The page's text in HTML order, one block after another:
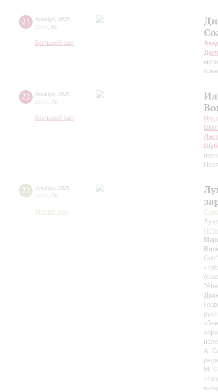
21 декабря 2025
20:00 Вс
Большой зал
22 декабря 2025
20:00 Пн
Большой зал
Лист
22 декабря 2025
19:00 Пн
Малый зал
А.
М.